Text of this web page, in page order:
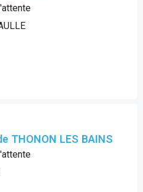
THONON LES BAINS